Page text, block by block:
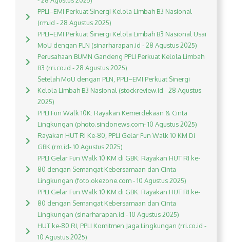
PPLI–EMI Perkuat Sinergi Kelola Limbah B3 Nasional
(rm.id - 28 Agustus 2025)
PPLI–EMI Perkuat Sinergi Kelola Limbah B3 Nasional Usai
MoU dengan PLN (sinarharapan.id - 28 Agustus 2025)
Perusahaan BUMN Gandeng PPLI Perkuat Kelola Limbah
B3 (rri.co.id - 28 Agustus 2025)
Setelah MoU dengan PLN, PPLI–EMI Perkuat Sinergi
Kelola Limbah B3 Nasional (stockreview.id - 28 Agustus
2025)
PPLI Fun Walk 10K: Rayakan Kemerdekaan & Cinta
Lingkungan (photo.sindonews.com- 10 Agustus 2025)
Rayakan HUT RI Ke-80, PPLI Gelar Fun Walk 10 KM Di
GBK (rm.id- 10 Agustus 2025)
PPLI Gelar Fun Walk 10 KM di GBK: Rayakan HUT RI ke-
80 dengan Semangat Kebersamaan dan Cinta
Lingkungan (foto.okezone.com - 10 Agustus 2025)
PPLI Gelar Fun Walk 10 KM di GBK: Rayakan HUT RI ke-
80 dengan Semangat Kebersamaan dan Cinta
Lingkungan (sinarharapan.id - 10 Agustus 2025)
HUT ke-80 RI, PPLI Komitmen Jaga Lingkungan (rri.co.id -
10 Agustus 2025)